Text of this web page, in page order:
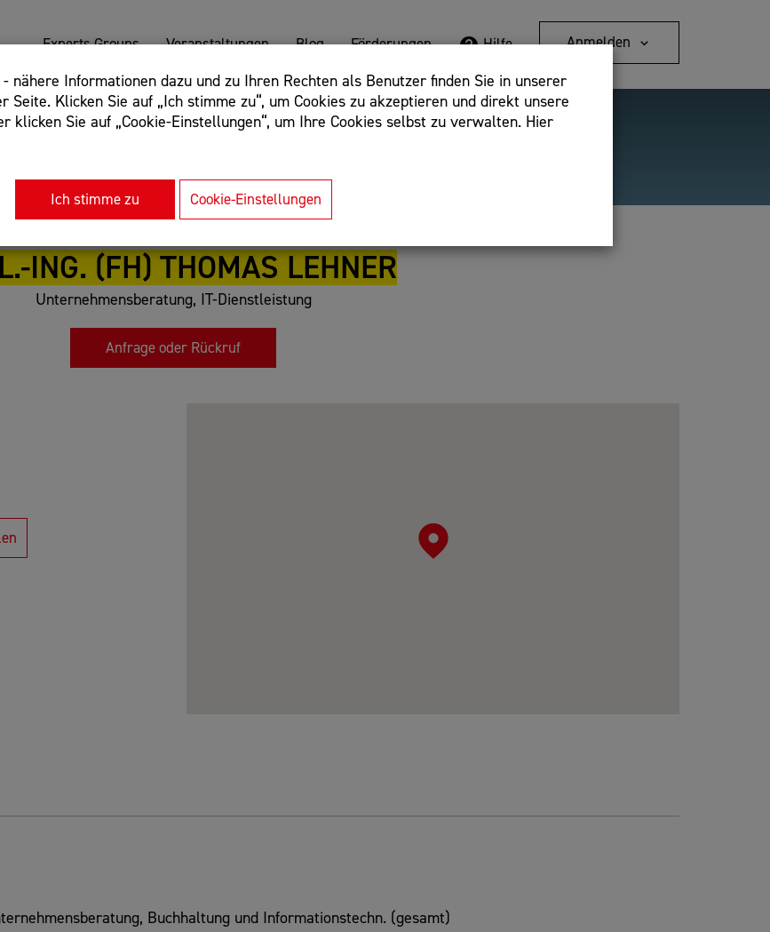
nähere Informationen dazu und zu Ihren Rechten als Benutzer finden Sie in unserer
Seite. Klicken Sie auf „Ich stimme zu“, um Cookies zu akzeptieren und direkt unsere
klicken Sie auf „Cookie-Einstellungen“, um Ihre Cookies selbst zu verwalten. Hier
Ich stimme zu Cookie-Einstellungen
Experts Groups Veranstaltungen Blog Förderungen Hilfe Anmelden
einschließen: +webshop, Begriff ausschließen: -webshop,
of things"
Detailsuche
ING. (FH) THOMAS LEHNER
Unternehmensberatung, IT-Dienstleistung
Anfrage oder Rückruf
Buchhaltung und Informationstechn. (gesamt)